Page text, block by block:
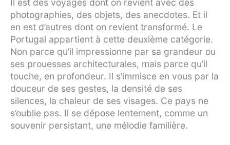
Il est des voyages dont on revient avec des
photographies, des objets, des anecdotes. Et il
en est d’autres dont on revient transformé. Le
Portugal appartient à cette deuxième catégorie.
Non parce qu’il impressionne par sa grandeur ou
ses prouesses architecturales, mais parce qu’il
touche, en profondeur. Il s’immisce en vous par la
douceur de ses gestes, la densité de ses
silences, la chaleur de ses visages. Ce pays ne
s’oublie pas. Il se dépose lentement, comme un
souvenir persistant, une mélodie familière.